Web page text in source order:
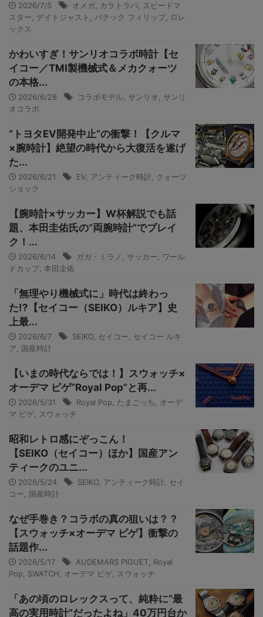
2026/7/5 オメガ カラトラバ
スピードマ
スター
デイトジャスト パテック フィリップ
ロレ
ックス
かわいすぎ！サンリオコラボ時計【セ
イコー／TMI製機械式＆メカクォーツ
の本格...
2026/6/28 コラボモデル サンリオ
サンリ
オコラボ
“トヨタEV開発中止”の衝撃！【クルマ
×腕時計】絶望の時代から大復活を遂げ
た...
2026/6/21 EV アンティーク時計
クォーツ
ショック
【腕時計×サッカー】W杯解説でも話
題、本田圭佑氏の“両腕時計”でブレイ
ク！...
2026/6/14 ガガ・ミラノ サッカー
ワール
ドカップ 本田圭佑
「無理やり機械式に」時代は終わっ
た!?【セイコー（SEIKO）ルキア】史
上最...
2026/6/7 SEIKO セイコー
セイコー ルキ
ア
国産時計
【いまの時代ならでは！】スウォッチ×
オーデマ ピゲ“Royal Pop”と再...
2026/5/31 Royal Pop たまごっち
オーデ
マ ピゲ
スウォッチ
昭和レトロ感にぞっこん！
【SEIKO（セイコー）ほか】国産アン
ティークのユニ...
2026/5/24 SEIKO アンティーク時計
セイ
コー
国産時計
なぜ手巻き？コラボの真の狙いは？？
【スウォッチ×オーデマ ピゲ】衝撃の
話題作...
2026/5/17 AUDEMARS PIGUET Royal
Pop
SWATCH オーデマ ピゲ スウォッチ
「あの頃のロレックスって、純粋に“最
高の実用時計”だったよね」40万円台か